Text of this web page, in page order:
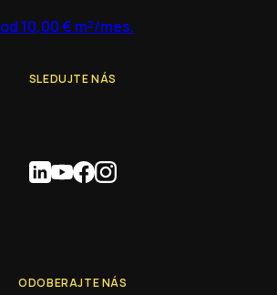
od 10,00 € m²/mes.
SLEDUJTE NÁS
ODOBERAJTE NÁS